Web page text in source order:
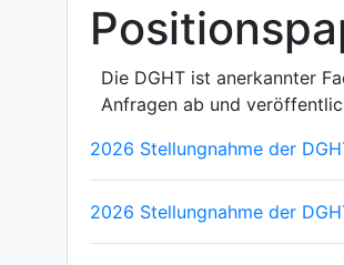
Die DGHT ist anerkannter
Anfragen ab und
2026 Stellungnahme der
2026 Stellungnahme der